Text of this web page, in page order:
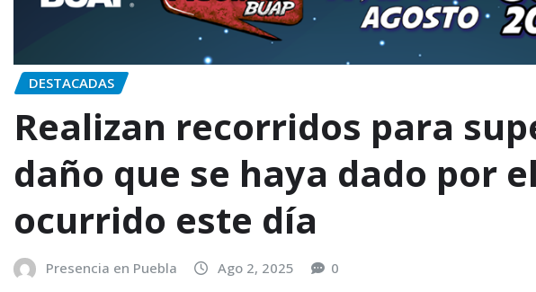
DESTACADAS
Realizan recorridos para
daño que se haya dado por
ocurrido este día
Presencia en Puebla Ago 2, 2025 0